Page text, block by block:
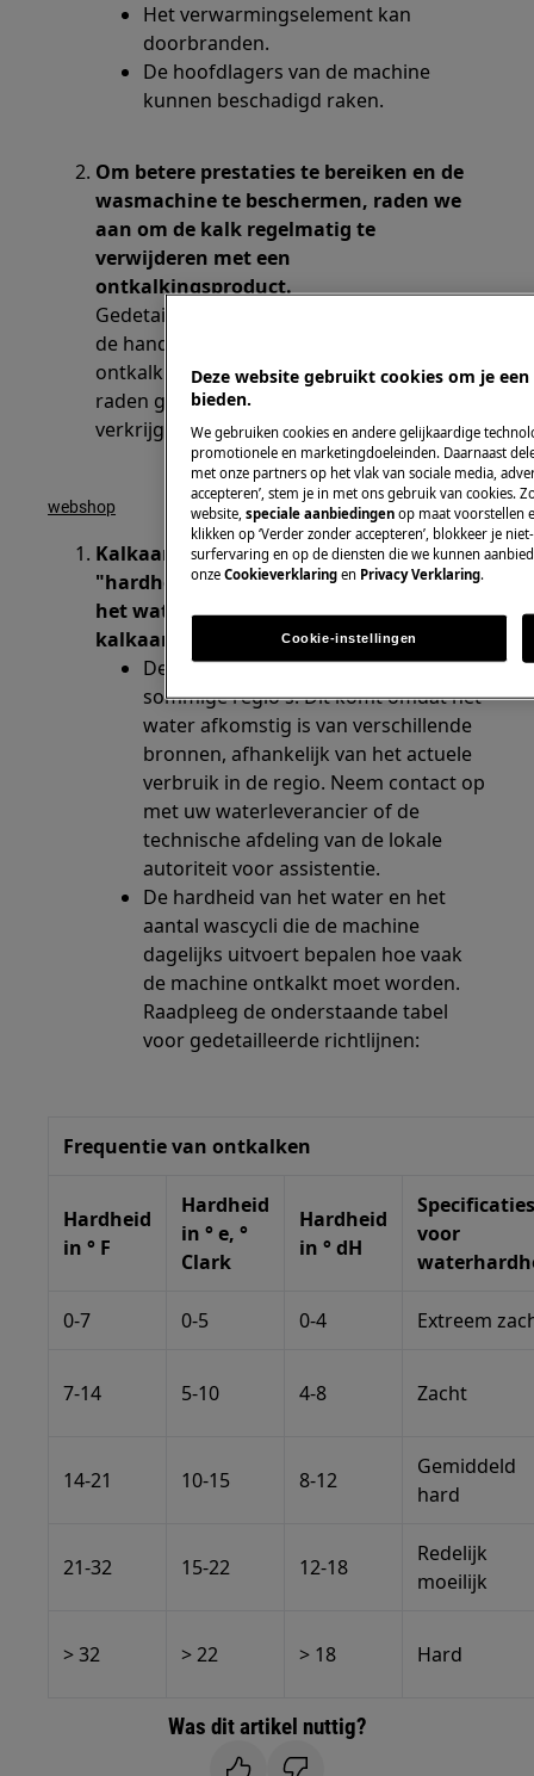
Het verwarmingselement kan
doorbranden.
De hoofdlagers van de machine
kunnen beschadigd raken.
Om betere prestaties te bereiken en de
wasmachine te beschermen, raden we
aan om de kalk regelmatig te
verwijderen met een
ontkalkingsproduct.
Gedetailleerde instructies zijn te vinden in
de handleiding die bij onze
ontkalkingsproducten is geleverd. We
raden gespecialiseerde producten aan die
verkrijgbaar zijn via onze .
webshop
Kalkaanslag wordt veroorzaakt door de
"hardheid" van het water. Hoe harder
het water, hoe groter de kans op
kalkaanslag.
De waterhardheid kan verschillen in
sommige regio's. Dit komt omdat het
water afkomstig is van verschillende
bronnen, afhankelijk van het actuele
verbruik in de regio. Neem contact op
met uw waterleverancier of de
technische afdeling van de lokale
autoriteit voor assistentie.
De hardheid van het water en het
aantal wascycli die de machine
dagelijks uitvoert bepalen hoe vaak
de machine ontkalkt moet worden.
Raadpleeg de onderstaande tabel
voor gedetailleerde richtlijnen:
Frequentie van ontkalken
Hardheid
in ° F
Hardheid
in ° e, °
Clark
Hardheid
in ° dH
voor
0-7 0-5 0-4 Extreem
7-14 5-10 4-8 Zacht
14-21 10-15 8-12
Gemiddeld
hard
21-32 15-22 12-18
Redelijk
moeilijk
> 32 > 22 > 18 Hard
Was dit artikel nuttig?
Deze website gebruikt cookies om je
bieden.
We gebruiken cookies en andere gelijkaardige
promotionele en marketingdoeleinden. Daarnaast
met onze partners op het vlak van sociale media,
accepteren’, stem je in met ons gebruik van cookies.
website, speciale aanbiedingenop maat voorstellen
klikken op ‘Verder zonder accepteren’, blokkeer je
surfervaring en op de diensten die we kunnen
onze Cookieverklaringen Privacy Verklaring.
Cookie-instellingen